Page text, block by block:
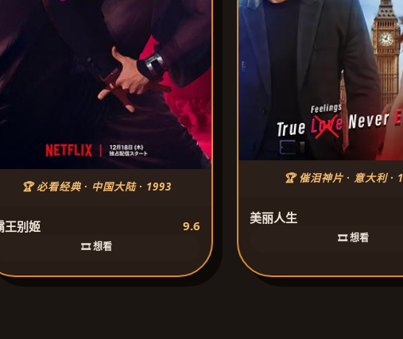
🏆 必看经典 · 中国大陆 · 1993
王别姬 9.6
🎞️ 想看
🏆 催泪神片 · 意大利 ·
美丽人生
🎞️ 想看